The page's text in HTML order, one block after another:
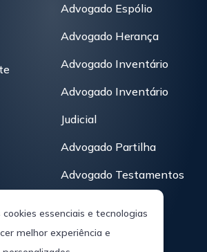
Advogado Espólio
Advogado Herança
Advogado Inventário
Advogado Inventário
Judicial
Advogado Partilha
Advogado Testamentos
essenciais e tecnologias
melhor experiência e